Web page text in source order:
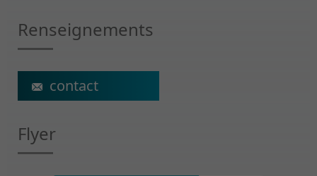
Renseignements
ecs@crr-suva.ch
Flyer